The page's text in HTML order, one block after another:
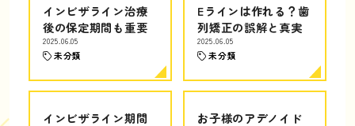
インビザライン治療
後の保定期間も重要
2025.06.05
未分類
Eラインは作れる？歯
列矯正の誤解と真実
2025.06.05
未分類
インビザライン期間
お子様のアデノイド